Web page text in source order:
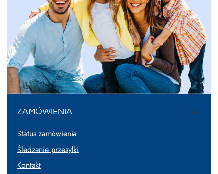
ZAMÓWIENIA
Status zamówienia
Śledzenie przesyłki
Kontakt